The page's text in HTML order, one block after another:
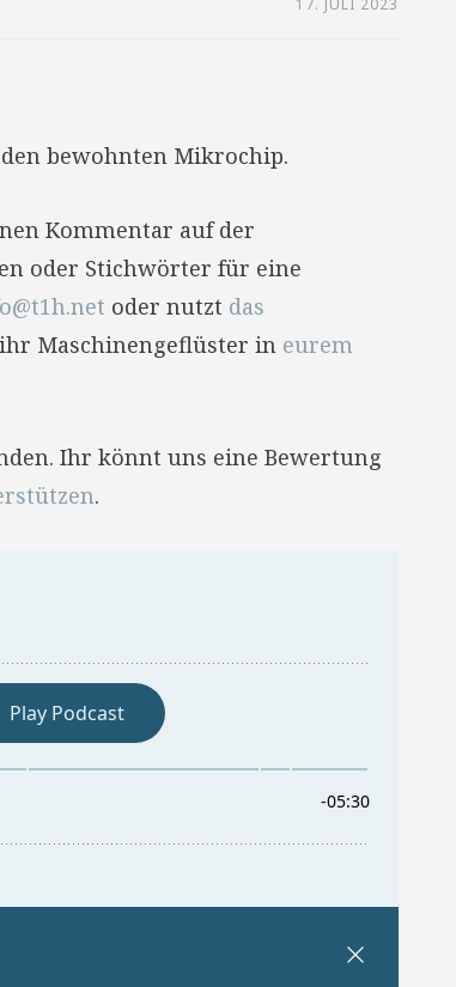
17. JULI 2023
bewohnten Mikrochip.
Kommentar auf der
oder Stichwörter für eine
oder nutzt das
Maschinengeflüster in eurem
Ihr könnt uns eine Bewertung
.